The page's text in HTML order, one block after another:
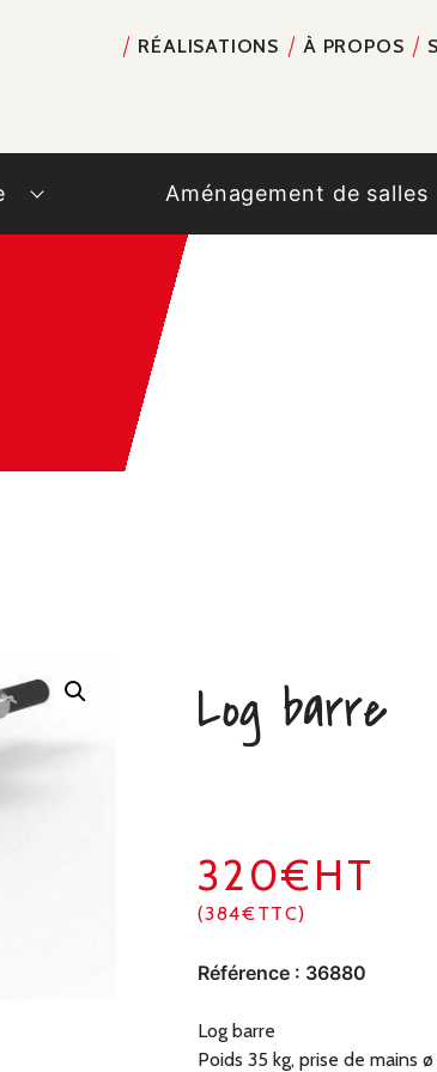
RÉALISATIONS À PROPOS
Aménagement de salles
Log barre
320€HT
(384€TTC)
Référence : 36880
Log barre
Poids 35 kg, prise de mains